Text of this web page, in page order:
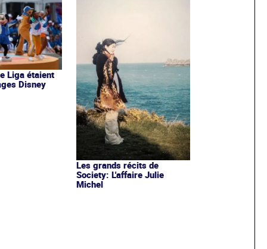
Liga étaient
Disney
Les grands récits de
Society: L'affaire Julie
Michel